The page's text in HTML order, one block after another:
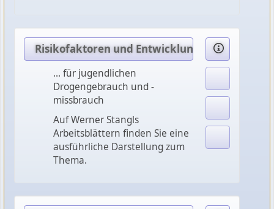
Risikofaktoren und
... für jugendlichen
Drogengebrauch und -
missbrauch
Auf Werner Stangls
Arbeitsblättern finden Sie eine
ausführliche Darstellung zum
Thema.